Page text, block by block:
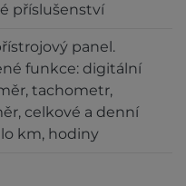
příslušenství
panel.
funkce: digitální
tachometr,
celkové a denní
km, hodiny